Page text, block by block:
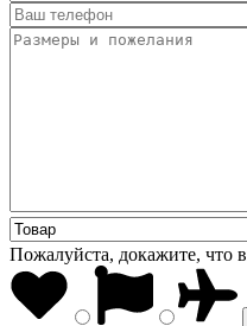
Пожалуйста, докажите, что